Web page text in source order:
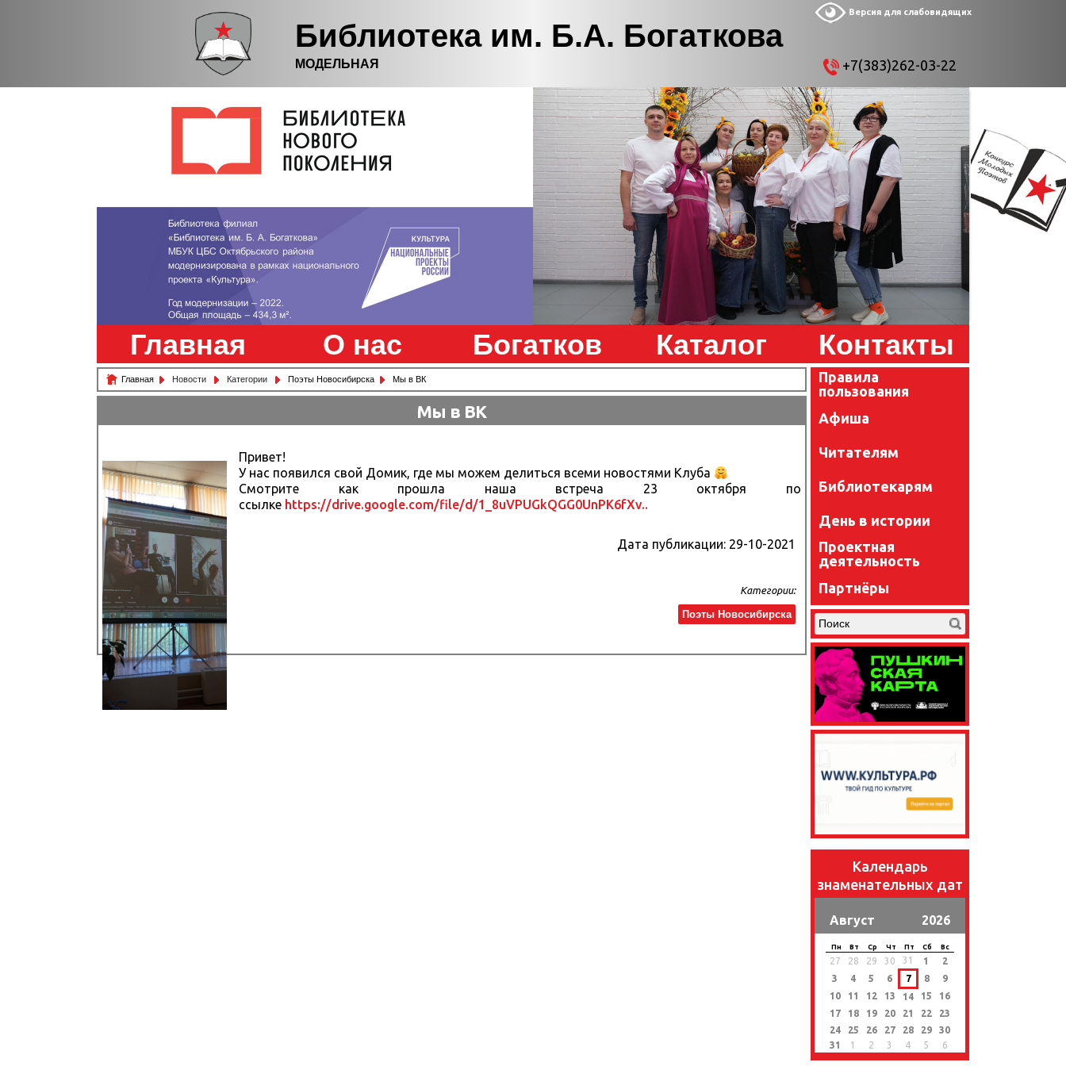
Библиотека им. Б.А. Богаткова
МОДЕЛЬНАЯ
Версия для слабовидящих
+7(383)262-03-22
Главная О нас Богатков Каталог Контакты
Главная Новости Категории Поэты Новосибирска Мы в ВК
Мы в ВК
Привет!
У нас появился свой Домик, где мы можем делиться всеми новостями Клуба
Смотрите как прошла наша встреча 23 октября по
ссылке https://drive.google.com/file/d/1_8uVPUGkQGG0UnPK6fXv..
Дата публикации: 29-10-2021
Категории:
Поэты Новосибирска
Правила
пользования
Афиша
Читателям
Библиотекарям
День в истории
Проектная
деятельность
Партнёры
Календарь
знаменательных дат
Август 2026
Пн Вт Ср Чт Пт Сб Вс
27 28 29 30 31 1
2
3
4 5 6 7 8
9
10
11 12 13 14 15
16
17
18 19 20 21 22
23
24
25 26 27 28 29
30
31
1 2 3 4 5 6